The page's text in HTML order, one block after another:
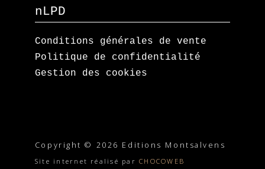
nLPD
Conditions générales de vente
Politique de confidentialité
Gestion des cookies
Copyright © 2026 Editions Montsalvens
Site internet réalisé parCHOCOWEB